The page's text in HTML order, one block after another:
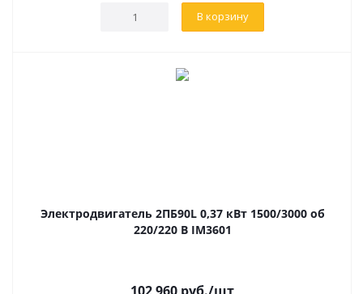
В корзину
Электродвигатель 2ПБ90L 0,37 кВт 1500/3000 об
220/220 В IM3601